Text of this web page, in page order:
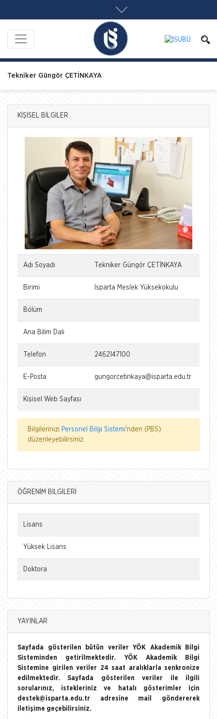
Tekniker Güngör ÇETİNKAYA
KİŞİSEL BİLGİLER
Adı Soyadı Tekniker Güngör ÇETİNKAYA
Birimi Isparta Meslek Yüksekokulu
Bölüm
Ana Bilim Dalı
Telefon 2462147100
E-Posta gungorcetinkaya@isparta.edu.tr
Kişisel Web Sayfası
Bilgilerinizi Personel Bilgi Sistemi'nden (PBS)
düzenleyebilirsiniz.
ÖĞRENİM BİLGİLERİ
Lisans
Yüksek Lisans
Doktora
YAYINLAR
Sayfada gösterilen bütün veriler YÖK Akademik Bilgi
Sisteminden getirilmektedir. YÖK Akademik Bilgi
Sistemine girilen veriler 24 saat aralıklarla senkronize
edilmektedir. Sayfada gösterilen veriler ile ilgili
sorularınız, istekleriniz ve hatalı gösterimler için
destek@isparta.edu.tr adresine mail göndererek
iletişime geçebilirsiniz.